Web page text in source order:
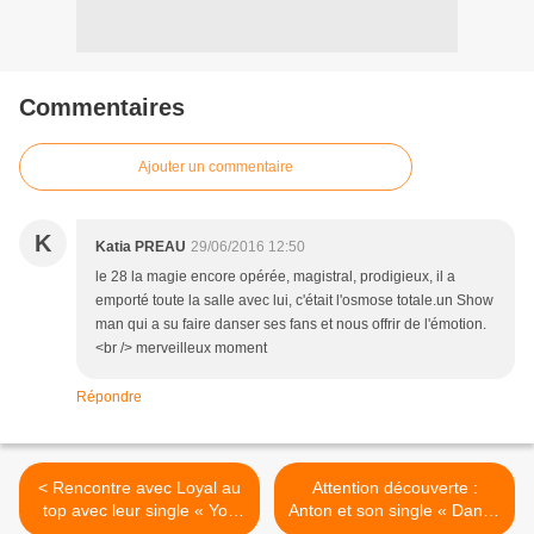
Commentaires
Ajouter un commentaire
K Katia PREAU 29/06/2016 12:50
le 28 la magie encore opérée, magistral, prodigieux, il a
emporté toute la salle avec lui, c'était l'osmose totale.un Show
man qui a su faire danser ses fans et nous offrir de l'émotion.
<br /> merveilleux moment
Répondre
< Rencontre avec Loyal au
top avec leur single « You
Attention découverte :
Anton et son single « Danse